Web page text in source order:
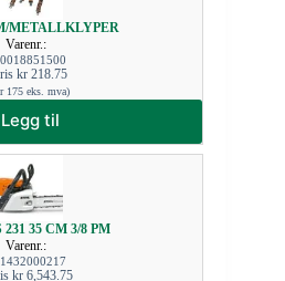
METALLKLYPER
Varenr.:
kr 218.75
175eks. mva)
Legg til
35 CM 3/8 PM
Varenr.:
kr6,543.75